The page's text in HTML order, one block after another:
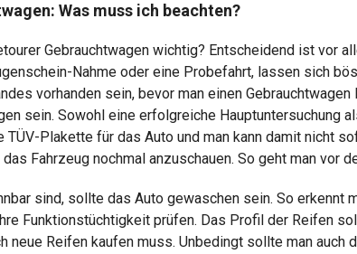
Was muss ich beachten?
Gebrauchtwagen wichtig? Entscheidend ist vor
Nahme oder eine Probefahrt, lassen sich
vorhanden sein, bevor man einen
sein. Sowohl eine erfolgreiche Hauptuntersuchung
Plakette für das Auto und man kann damit nicht
Fahrzeug nochmal anzuschauen. So geht man vor
sind, sollte das Auto gewaschen sein. So erkennt
Funktionstüchtigkeit prüfen. Das Profil der Reifen
neue Reifen kaufen muss. Unbedingt sollte man